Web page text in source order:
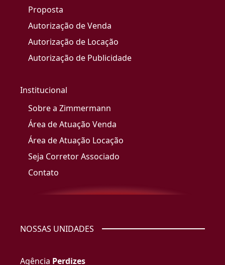
Proposta
Autorização de Venda
Autorização de Locação
Autorização de Publicidade
Institucional
Sobre a Zimmermann
Área de Atuação Venda
Área de Atuação Locação
Seja Corretor Associado
Contato
NOSSAS UNIDADES
Agência Perdizes